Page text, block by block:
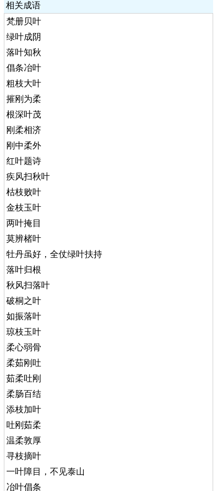
相关成语
梵册贝叶
绿叶成阴
落叶知秋
倡条冶叶
粗枝大叶
摧刚为柔
根深叶茂
刚柔相济
刚中柔外
红叶题诗
疾风扫秋叶
枯枝败叶
金枝玉叶
两叶掩目
莫辨楮叶
牡丹虽好，全仗绿叶扶持
落叶归根
秋风扫落叶
破桐之叶
如振落叶
琼枝玉叶
柔心弱骨
柔茹刚吐
茹柔吐刚
柔肠百结
添枝加叶
吐刚茹柔
温柔敦厚
寻枝摘叶
一叶障目，不见泰山
冶叶倡条